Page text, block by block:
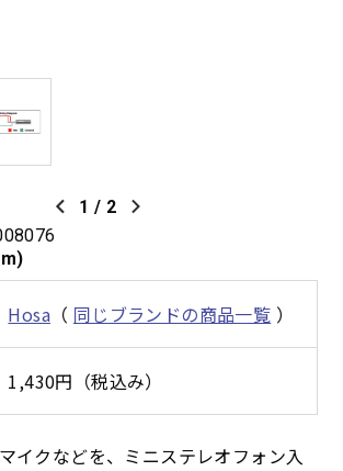
1 / 2
Hosa （ 同じブランドの商品一覧 ）
1,430円（税込み）
イクなどを、ミニステレオフォン入